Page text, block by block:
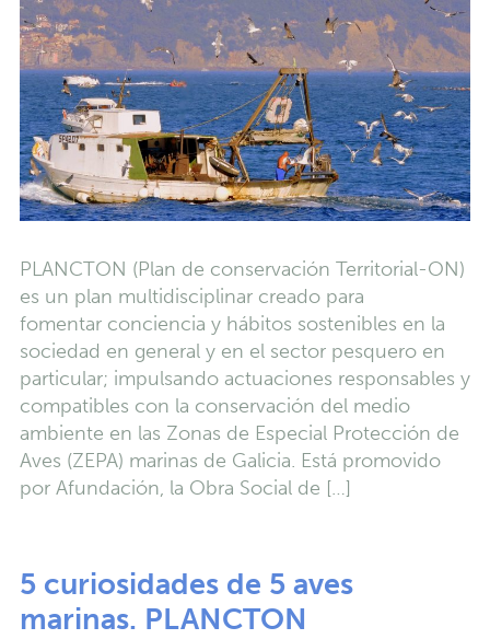
PLANCTON (Plan de conservación Territorial-ON)
es un plan multidisciplinar creado para
fomentar conciencia y hábitos sostenibles en la
sociedad en general y en el sector pesquero en
particular; impulsando actuaciones responsables y
compatibles con la conservación del medio
ambiente en las Zonas de Especial Protección de
Aves (ZEPA) marinas de Galicia. Está promovido
por Afundación, la Obra Social de […]
5 curiosidades de 5 aves
marinas. PLANCTON